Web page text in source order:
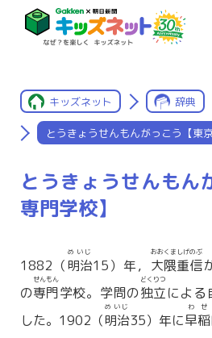
キッズネット 辞典
とうきょうせんもんがっこう【東
とうきょうせんもん
専門学校】
1882（明治
めいじ
15）年， 大隈重信
おおくましげのぶ
の専門
せんもん
学校。学問の独立
どくりつ
による
した。1902（明治
めいじ
35）年に早
わせ